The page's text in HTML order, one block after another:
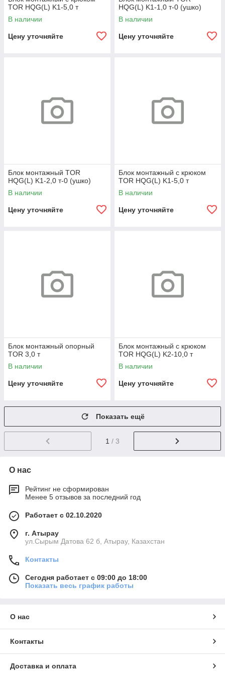
TOR HQG(L) K1-5,0 т
В наличии
Цену уточняйте
HQG(L) K1-1,0 т-0 (ушко)
В наличии
Цену уточняйте
Блок монтажный TOR
HQG(L) K1-2,0 т-0 (ушко)
В наличии
Цену уточняйте
Блок монтажный с крюком
TOR HQG(L) K1-5,0 т
В наличии
Цену уточняйте
Блок монтажный опорный
TOR 3,0 т
В наличии
Цену уточняйте
Блок монтажный с крюком
TOR HQG(L) K2-10,0 т
В наличии
Цену уточняйте
Показать ещё
1 / 3
О нас
Рейтинг не сформирован
Менее 5 отзывов за последний год
Работает с 02.10.2020
г. Атырау
ул.Сырым Датова 62 б, Атырау, Казахстан
Контакты
Сегодня работает с 09:00 до 18:00
Показать весь график работы
О нас
Контакты
Доставка и оплата